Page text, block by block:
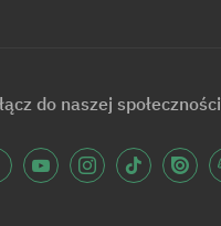
do naszej społeczności